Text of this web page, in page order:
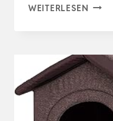
WEITERLESEN
AUS